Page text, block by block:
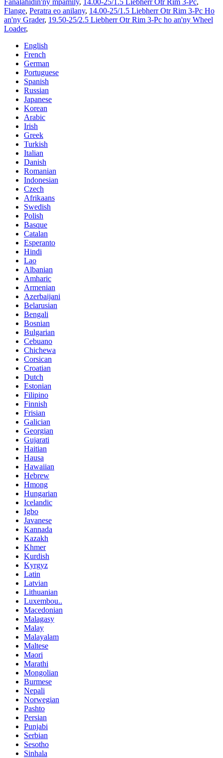
Fanalahidin'ny mpamily, 14.00-25/1.5 Liebherr Otr Rim 3-Pc,
Flange, Peratra eo anilany, 14.00-25/1.5 Liebherr Otr Rim 3-Pc Ho
an'ny Grader, 19.50-25/2.5 Liebherr Otr Rim 3-Pc ho an'ny Wheel
Loader,
English
French
German
Portuguese
Spanish
Russian
Japanese
Korean
Arabic
Irish
Greek
Turkish
Italian
Danish
Romanian
Indonesian
Czech
Afrikaans
Swedish
Polish
Basque
Catalan
Esperanto
Hindi
Lao
Albanian
Amharic
Armenian
Azerbaijani
Belarusian
Bengali
Bosnian
Bulgarian
Cebuano
Chichewa
Corsican
Croatian
Dutch
Estonian
Filipino
Finnish
Frisian
Galician
Georgian
Gujarati
Haitian
Hausa
Hawaiian
Hebrew
Hmong
Hungarian
Icelandic
Igbo
Javanese
Kannada
Kazakh
Khmer
Kurdish
Kyrgyz
Latin
Latvian
Lithuanian
Luxembou..
Macedonian
Malagasy
Malay
Malayalam
Maltese
Maori
Marathi
Mongolian
Burmese
Nepali
Norwegian
Pashto
Persian
Punjabi
Serbian
Sesotho
Sinhala